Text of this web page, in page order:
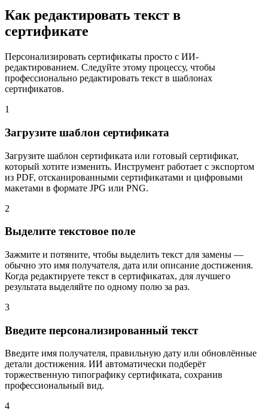
Как редактировать текст в
сертификате
Персонализировать сертификаты просто с ИИ-
редактированием. Следуйте этому процессу, чтобы
профессионально редактировать текст в шаблонах
сертификатов.
1
Загрузите шаблон сертификата
Загрузите шаблон сертификата или готовый сертификат,
который хотите изменить. Инструмент работает с экспортом
из PDF, отсканированными сертификатами и цифровыми
макетами в формате JPG или PNG.
2
Выделите текстовое поле
Зажмите и потяните, чтобы выделить текст для замены —
обычно это имя получателя, дата или описание достижения.
Когда редактируете текст в сертификатах, для лучшего
результата выделяйте по одному полю за раз.
3
Введите персонализированный текст
Введите имя получателя, правильную дату или обновлённые
детали достижения. ИИ автоматически подберёт
торжественную типографику сертификата, сохранив
профессиональный вид.
4